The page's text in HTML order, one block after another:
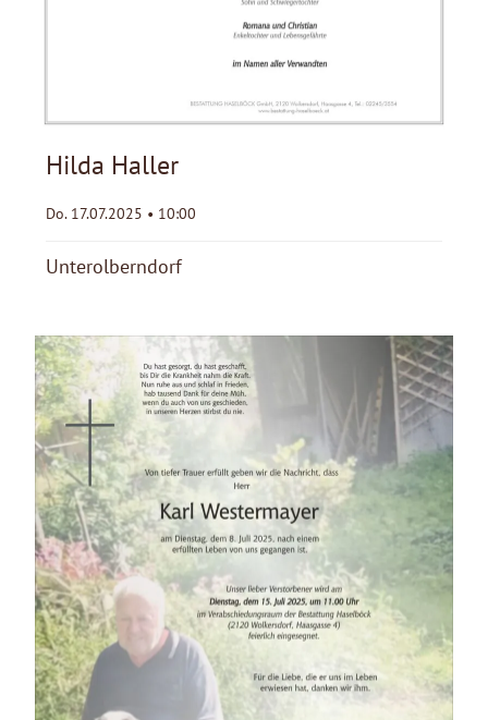
Hilda Haller
Do. 17.07.2025 • 10:00
Unterolberndorf